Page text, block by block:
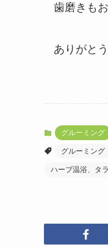
歯磨きも
ありがと
グルーミング
グルーミング
ハーブ温浴、タ